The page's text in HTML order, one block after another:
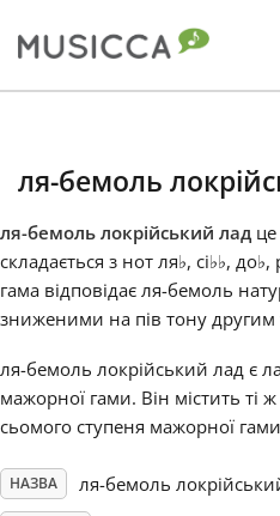
English
ля-бемоль
ля-бемоль локрійський лад
складається з нот ля♭, сі♭♭, до♭,
гама відповідає ля-бемоль
зниженими на пів тону другим
ля-бемоль локрійський лад є
мажорної гами. Він містить ті
сьомого ступеня мажорної
НАЗВА ля-бемоль